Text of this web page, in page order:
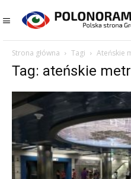
Strona główna Tagi Ateńskie
Tag: ateńskie